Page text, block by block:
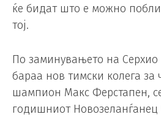
ќе бидат што е можно
тој.
По заминувањето на Серхио
бараа нов тимски колега за
шампион Макс Ферстапен,
годишниот Новозеланѓанец